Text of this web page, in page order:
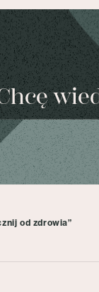
od zdrowia”